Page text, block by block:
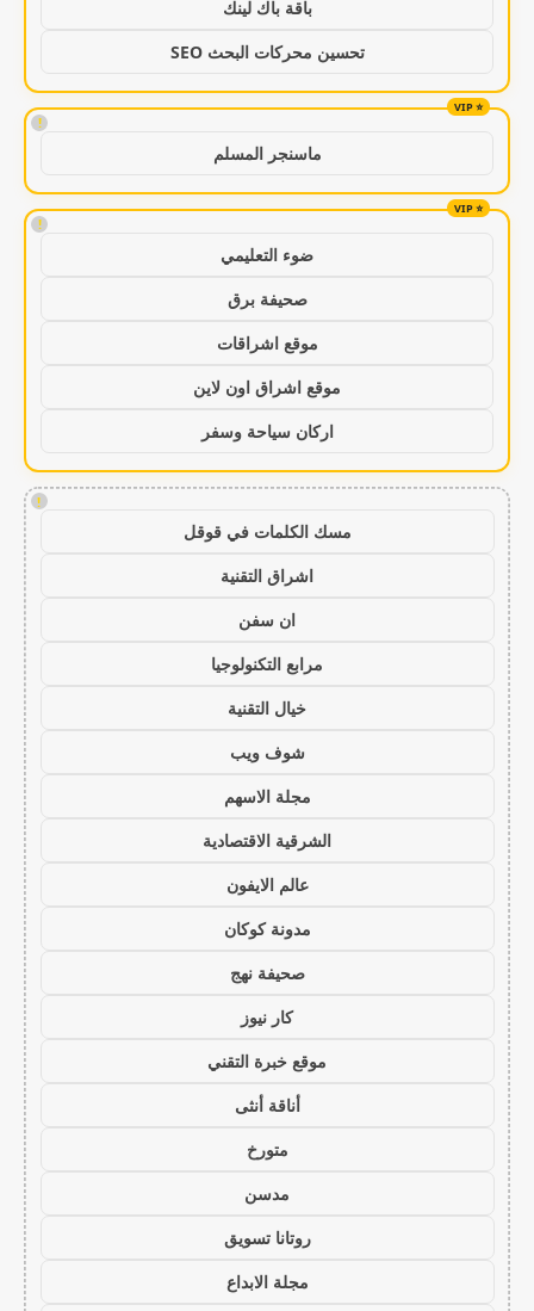
باقة باك لينك
تحسين محركات البحث SEO
!
ماسنجر المسلم
!
ضوء التعليمي
صحيفة برق
موقع اشراقات
موقع اشراق اون لاين
اركان سياحة وسفر
!
مسك الكلمات في قوقل
اشراق التقنية
ان سفن
مرابع التكنولوجيا
خيال التقنية
شوف ويب
مجلة الاسهم
الشرقية الاقتصادية
عالم الايفون
مدونة كوكان
صحيفة نهج
كار نيوز
موقع خبرة التقني
أناقة أنثى
متورخ
مدسن
روتانا تسويق
مجلة الابداع